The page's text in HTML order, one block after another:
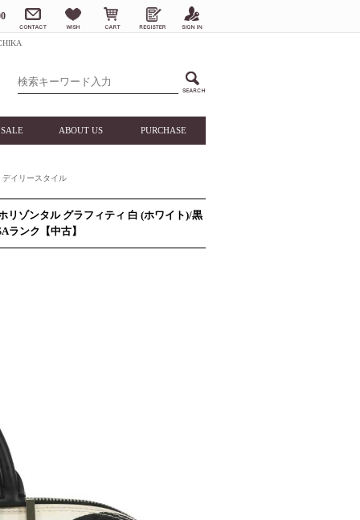
SALE ABOUT US PURCHASE
デイリースタイル
リゾンタル グラフィティ 白 (ホワイト)/黒
ランク【中古】